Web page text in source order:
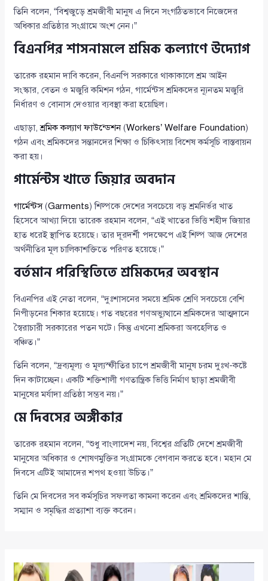
তিনি বলেন, “বিশ্বজুড়ে শ্রমজীবী মানুষ এ দিনে সংগঠিতভাবে নিজেদের
অধিকার প্রতিষ্ঠার সংগ্রামে অংশ নেন।”
বিএনপির শাসনামলে শ্রমিক কল্যাণে উদ্যোগ
তারেক রহমান দাবি করেন, বিএনপি সরকারে থাকাকালে শ্রম আইন
সংস্কার, বেতন ও মজুরি কমিশন গঠন, গার্মেন্টস শ্রমিকদের ন্যূনতম মজুরি
নির্ধারণ ও বোনাস দেওয়ার ব্যবস্থা করা হয়েছিল।
এছাড়া,শ্রমিক কল্যাণ ফাউন্ডেশন(Workers’ Welfare Foundation)
গঠন এবং শ্রমিকদের সন্তানদের শিক্ষা ও চিকিৎসায় বিশেষ কর্মসূচি বাস্তবায়ন
করা হয়।
গার্মেন্টস খাতে জিয়ার অবদান
গার্মেন্টস(Garments) শিল্পকে দেশের সবচেয়ে বড় শ্রমনির্ভর খাত
হিসেবে আখ্যা দিয়ে তারেক রহমান বলেন, “এই খাতের ভিত্তি শহীদ জিয়ার
হাত ধরেই স্থাপিত হয়েছে। তার দূরদর্শী পদক্ষেপে এই শিল্প আজ দেশের
অর্থনীতির মূল চালিকাশক্তিতে পরিণত হয়েছে।”
বর্তমান পরিস্থিতিতে শ্রমিকদের অবস্থান
বিএনপির এই নেতা বলেন, “দুঃশাসনের সময়ে শ্রমিক শ্রেণি সবচেয়ে বেশি
নিপীড়নের শিকার হয়েছে। গত বছরের গণঅভ্যুত্থানে শ্রমিকদের আত্মদানে
স্বৈরাচারী সরকারের পতন ঘটে। কিন্তু এখনো শ্রমিকরা অবহেলিত ও
বঞ্চিত।”
তিনি বলেন, “দ্রব্যমূল্য ও মূল্যস্ফীতির চাপে শ্রমজীবী মানুষ চরম দুঃখ-কষ্টে
দিন কাটাচ্ছেন। একটি শক্তিশালী গণতান্ত্রিক ভিত্তি নির্মাণ ছাড়া শ্রমজীবী
মানুষের মর্যাদা প্রতিষ্ঠা সম্ভব নয়।”
মে দিবসের অঙ্গীকার
তারেক রহমান বলেন, “শুধু বাংলাদেশ নয়, বিশ্বের প্রতিটি দেশে শ্রমজীবী
মানুষের অধিকার ও শোষণমুক্তির সংগ্রামকে বেগবান করতে হবে। মহান মে
দিবসে এটিই আমাদের শপথ হওয়া উচিত।”
তিনি মে দিবসের সব কর্মসূচির সফলতা কামনা করেন এবং শ্রমিকদের শান্তি,
সম্মান ও সমৃদ্ধির প্রত্যাশা ব্যক্ত করেন।